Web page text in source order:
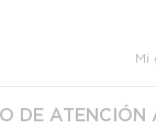
Mi
DE ATENCIÓN